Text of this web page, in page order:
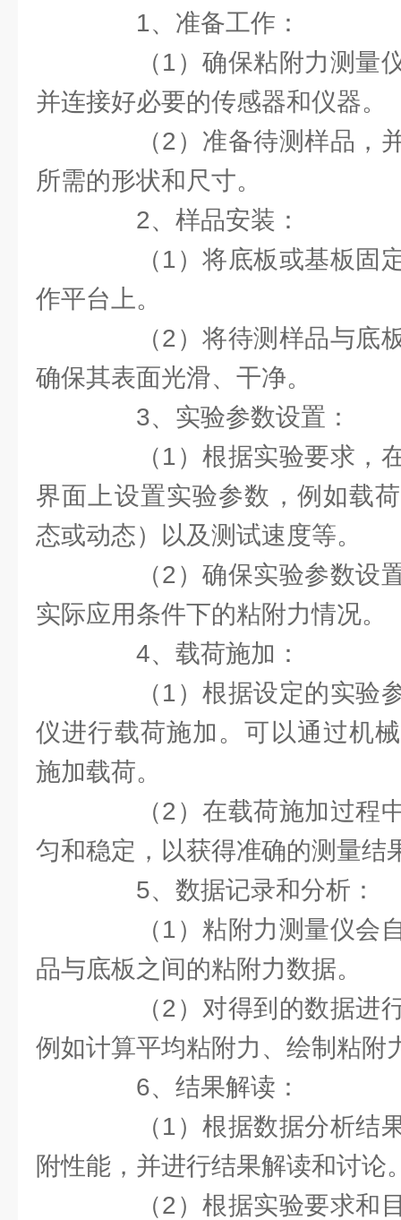
1、准备工作：
（1）确保粘附力测量仪
并连接好必要的传感器和仪器。
（2）准备待测样品，并
所需的形状和尺寸。
2、样品安装：
（1）将底板或基板固定
作平台上。
（2）将待测样品与底板
确保其表面光滑、干净。
3、实验参数设置：
（1）根据实验要求，在
界面上设置实验参数，例如载
态或动态）以及测试速度等。
（2）确保实验参数设置
实际应用条件下的粘附力情况。
4、载荷施加：
（1）根据设定的实验参
仪进行载荷施加。可以通过机
施加载荷。
（2）在载荷施加过程中
匀和稳定，以获得准确的测量结
5、数据记录和分析：
（1）粘附力测量仪会自
品与底板之间的粘附力数据。
（2）对得到的数据进行
例如计算平均粘附力、绘制粘附
6、结果解读：
（1）根据数据分析结果
附性能，并进行结果解读和讨论
（2）根据实验要求和目